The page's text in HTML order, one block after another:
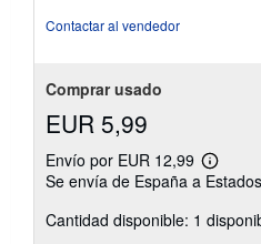
Contactar al vendedor
Comprar usado
EUR 5,99
Envío por EUR 12,99
Más
las
tarifas
Se envía de España a
Cantidad disponible: 1